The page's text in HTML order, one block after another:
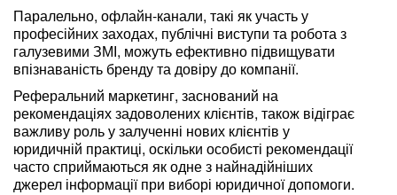
Паралельно, офлайн-канали, такі як участь у
професійних заходах, публічні виступи та робота з
галузевими ЗМІ, можуть ефективно підвищувати
впізнаваність бренду та довіру до компанії.
Реферальний маркетинг, заснований на
рекомендаціях задоволених клієнтів, також відіграє
важливу роль у залученні нових клієнтів у
юридичній практиці, оскільки особисті рекомендації
часто сприймаються як одне з найнадійніших
джерел інформації при виборі юридичної допомоги.